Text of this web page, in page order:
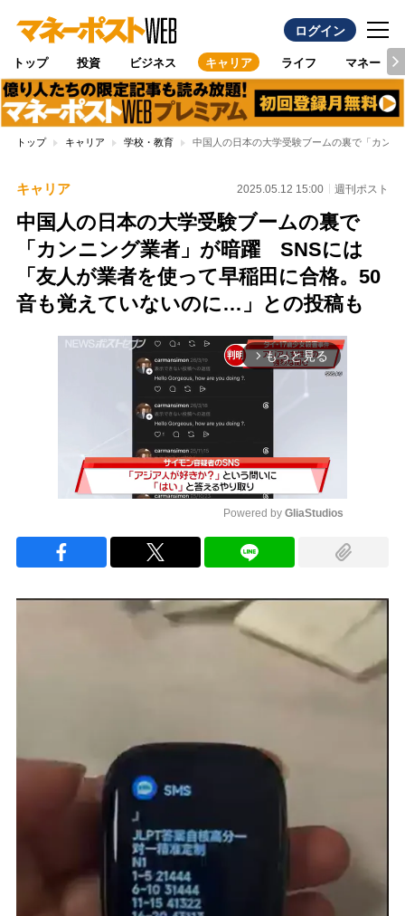
ログイン
トップ 投資 ビジネス キャリア ライフ マネー
トップ キャリア 学校・教育 中国人の日本の大学受験ブームの裏で「カン
キャリア 2025.05.12 15:00 週刊ポスト
中国人の日本の大学受験ブームの裏で
「カンニング業者」が暗躍 SNSには
「友人が業者を使って早稲田に合格。50
音も覚えていないのに…」との投稿も
arrow_forward_ios もっと見る
Powered by GliaStudios